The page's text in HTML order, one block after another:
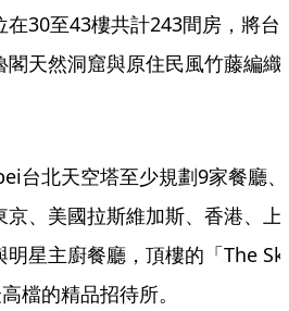
在30至43樓共計243間房，將台
閣天然洞窟與原住民風竹藤編織
台北天空塔至少規劃9家餐廳
京、美國拉斯維加斯、香港、上
星主廚餐廳，頂樓的「The
檔的精品招待所。